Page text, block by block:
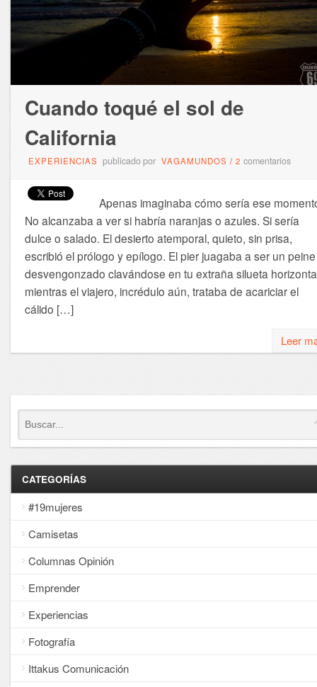
Cuando toqué el sol de
California
EXPERIENCIAS publicado por VAGAMUNDOS / 2 comentarios
Apenas imaginaba cómo sería ese
No alcanzaba a ver si habría naranjas o azules. Si sería
dulce o salado. El desierto atemporal, quieto, sin prisa,
escribió el prólogo y epílogo. El pier juagaba a ser un peine
desvengonzado clavándose en tu extraña silueta
mientras el viajero, incrédulo aún, trataba de acariciar el
cálido […]
Leer
CATEGORÍAS
#19mujeres
Camisetas
Columnas Opinión
Emprender
Experiencias
Fotografía
Ittakus Comunicación